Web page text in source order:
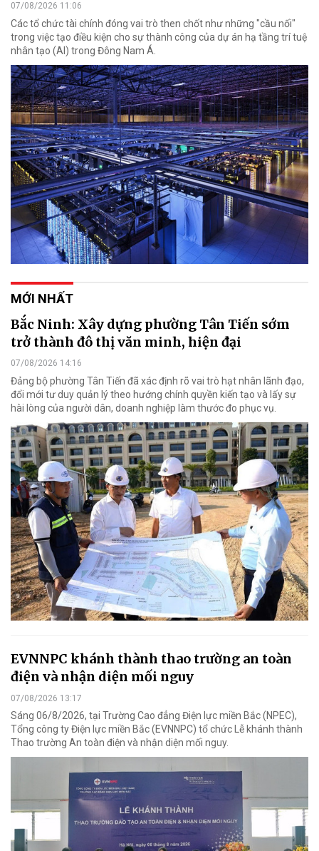
07/08/2026 11:06
Các tổ chức tài chính đóng vai trò then chốt như những "cầu nối"
trong việc tạo điều kiện cho sự thành công của dự án hạ tầng trí tuệ
nhân tạo (AI) trong Đông Nam Á.
MỚI NHẤT
Bắc Ninh: Xây dựng phường Tân Tiến sớm
trở thành đô thị văn minh, hiện đại
07/08/2026 14:16
Đảng bộ phường Tân Tiến đã xác định rõ vai trò hạt nhân lãnh đạo,
đổi mới tư duy quản lý theo hướng chính quyền kiến tạo và lấy sự
hài lòng của người dân, doanh nghiệp làm thước đo phục vụ.
EVNNPC khánh thành thao trường an toàn
điện và nhận diện mối nguy
07/08/2026 13:17
Sáng 06/8/2026, tại Trường Cao đẳng Điện lực miền Bắc (NPEC),
Tổng công ty Điện lực miền Bắc (EVNNPC) tổ chức Lễ khánh thành
Thao trường An toàn điện và nhận diện mối nguy.